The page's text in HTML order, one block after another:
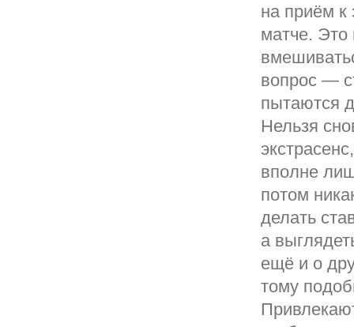
на приём к
матче. Это
вопрос —
пытаются
Нельзя
вполне
потом
делать
а
ещё и о
тому